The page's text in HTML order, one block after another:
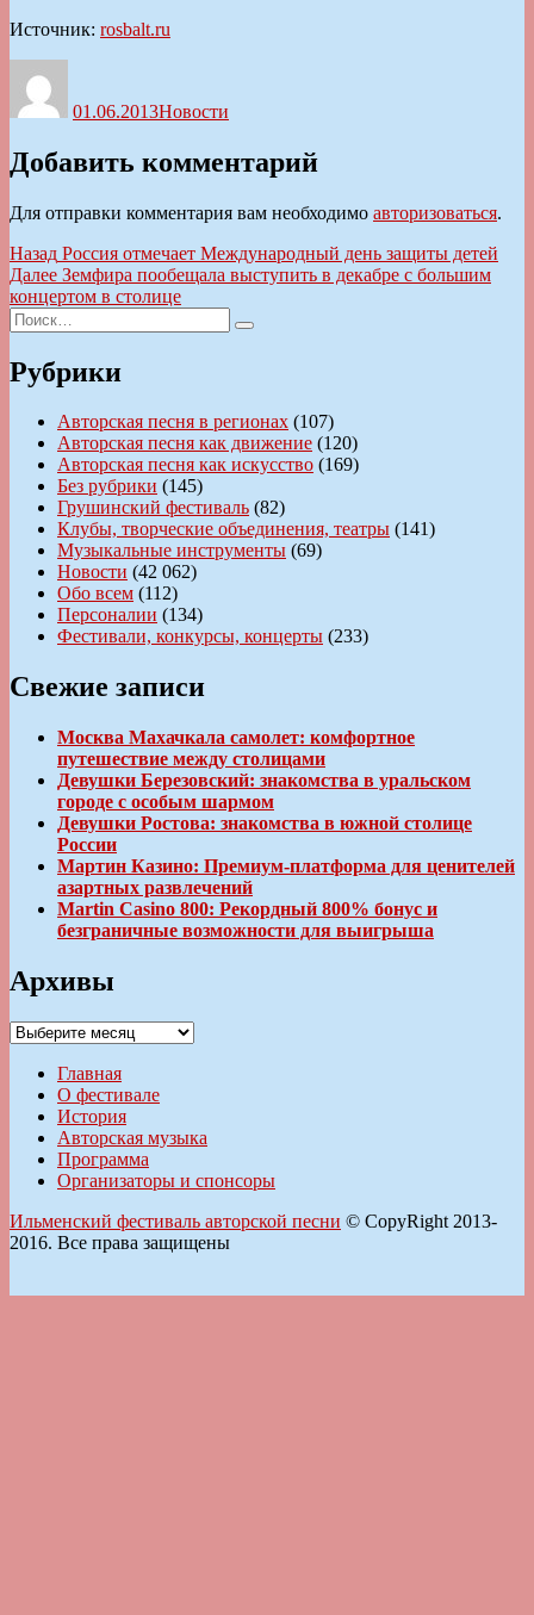
Источник: rosbalt.ru
01.06.2013Новости
Добавить комментарий
Для отправки комментария вам необходимо авторизоваться.
Навигация
по
записям
Назад Предыдущая
запись:
Россия отмечает Международный день защиты детей
Далее Следующая
запись:
Земфира пообещала выступить в декабре с большим
концертом в столице
Искать:
Поиск
Рубрики
Авторская песня в регионах (107)
Авторская песня как движение (120)
Авторская песня как искусство (169)
Без рубрики (145)
Грушинский фестиваль (82)
Клубы, творческие объединения, театры (141)
Музыкальные инструменты (69)
Новости (42 062)
Обо всем (112)
Персоналии (134)
Фестивали, конкурсы, концерты (233)
Свежие записи
Москва Махачкала самолет: комфортное
путешествие между столицами
Девушки Березовский: знакомства в уральском
городе с особым шармом
Девушки Ростова: знакомства в южной столице
России
Мартин Казино: Премиум-платформа для ценителей
азартных развлечений
Martin Casino 800: Рекордный 800% бонус и
безграничные возможности для выигрыша
Архивы
Архивы
Главная
О фестивале
История
Авторская музыка
Программа
Организаторы и спонсоры
Ильменский фестиваль авторской песни © CopyRight 2013-
2016. Все права защищены